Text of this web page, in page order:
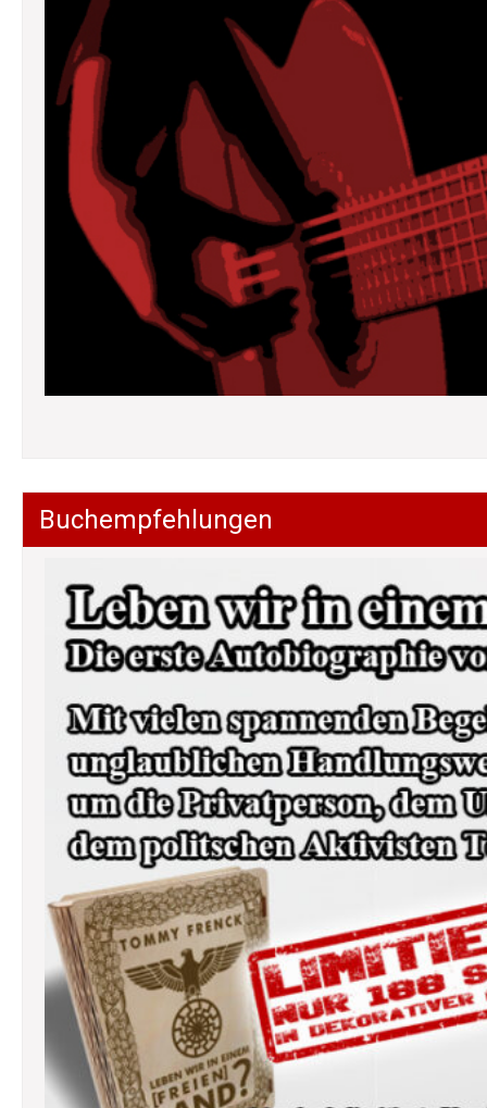
Buchempfehlungen